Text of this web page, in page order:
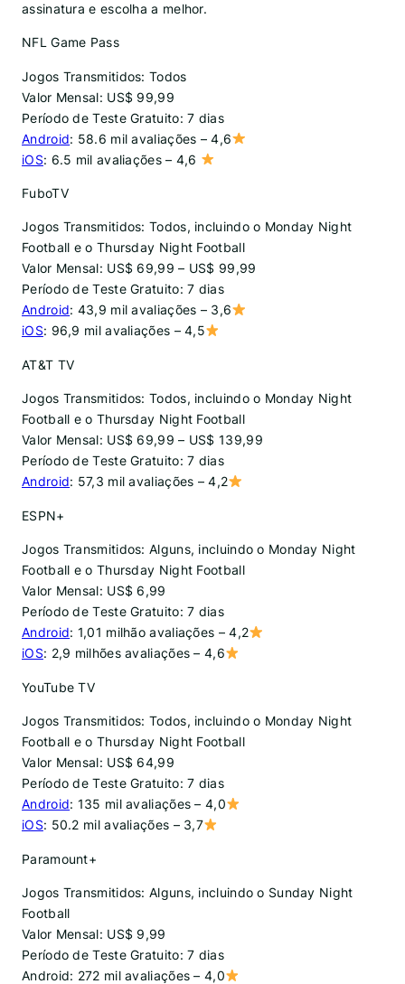
assinatura e escolha a melhor.
NFL Game Pass
Jogos Transmitidos: Todos
Valor Mensal: US$ 99,99
Período de Teste Gratuito: 7 dias
Android: 58.6 mil avaliações – 4,6
iOS: 6.5 mil avaliações – 4,6
FuboTV
Jogos Transmitidos: Todos, incluindo o Monday Night
Football e o Thursday Night Football
Valor Mensal: US$ 69,99 – US$ 99,99
Período de Teste Gratuito: 7 dias
Android: 43,9 mil avaliações – 3,6
iOS: 96,9 mil avaliações – 4,5
AT&T TV
Jogos Transmitidos: Todos, incluindo o Monday Night
Football e o Thursday Night Football
Valor Mensal: US$ 69,99 – US$ 139,99
Período de Teste Gratuito: 7 dias
Android: 57,3 mil avaliações – 4,2
ESPN+
Jogos Transmitidos: Alguns, incluindo o Monday Night
Football e o Thursday Night Football
Valor Mensal: US$ 6,99
Período de Teste Gratuito: 7 dias
Android: 1,01 milhão avaliações – 4,2
iOS: 2,9 milhões avaliações – 4,6
YouTube TV
Jogos Transmitidos: Todos, incluindo o Monday Night
Football e o Thursday Night Football
Valor Mensal: US$ 64,99
Período de Teste Gratuito: 7 dias
Android: 135 mil avaliações – 4,0
iOS: 50.2 mil avaliações – 3,7
Paramount+
Jogos Transmitidos: Alguns, incluindo o Sunday Night
Football
Valor Mensal: US$ 9,99
Período de Teste Gratuito: 7 dias
Android: 272 mil avaliações – 4,0